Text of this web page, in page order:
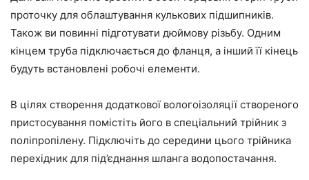
проточку для облаштування кулькових підшипників.
Також ви повинні підготувати дюймову різьбу. Одним
кінцем труба підключається до фланця, а інший її кінець
будуть встановлені робочі елементи.
В цілях створення додаткової вологоізоляції створеного
пристосування помістіть його в спеціальний трійник з
поліпропілену. Підключіть до середини цього трійника
перехідник для під’єднання шланга водопостачання.